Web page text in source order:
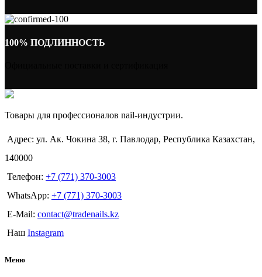
100% ПОДЛИННОСТЬ
Товары для профессионалов nail-индустрии.
Адрес: ул. Ак. Чокина 38, г. Павлодар, Республика Казахстан,
140000
Телефон: +7 (771) 370-3003
WhatsApp: +7 (771) 370-3003
E-Mail: contact@tradenails.kz
Наш Instagram
Меню